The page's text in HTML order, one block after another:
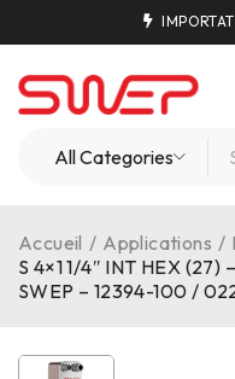
Accueil / Applications /
S 4×1 1/4″ INT HEX
SWEP – 12394-100 /